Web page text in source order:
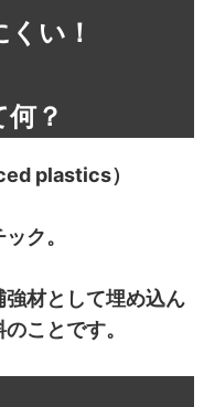
い！
？
plastics）
ク。
材として埋め込ん
ことです。